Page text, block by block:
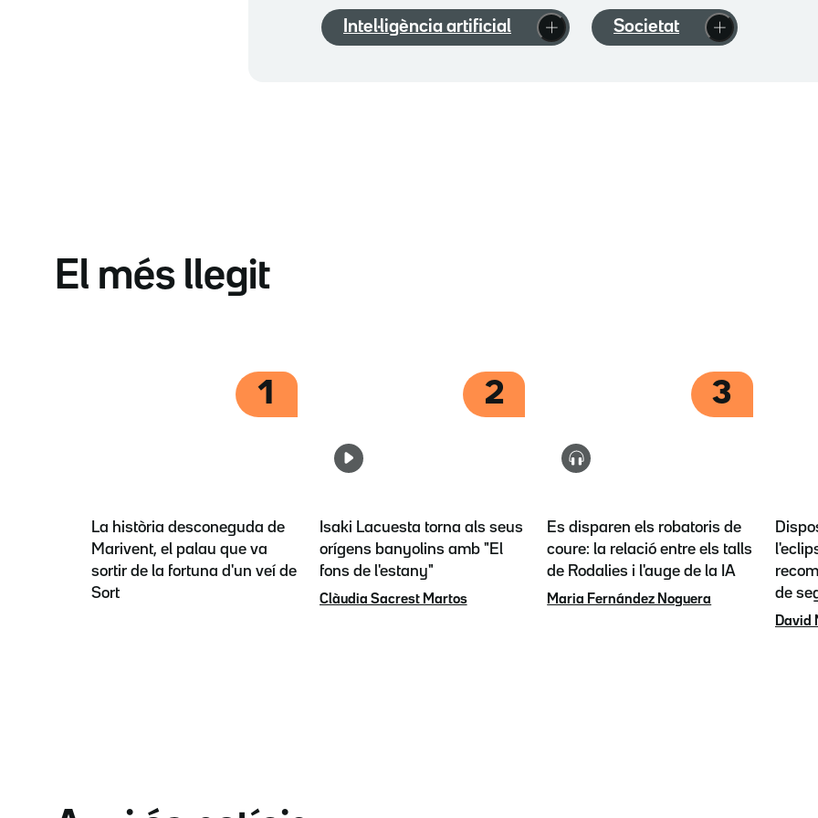
Intel·ligència artificial Societat
El més llegit
1
La història desconeguda de
Marivent, el palau que va
sortir de la fortuna d'un veí de
Sort
2
Isaki Lacuesta torna als seus
orígens banyolins amb "El
fons de l'estany"
Clàudia Sacrest Martos
3
Es disparen els robatoris de
coure: la relació entre els talls
de Rodalies i l'auge de la IA
Maria Fernández Noguera
de
David